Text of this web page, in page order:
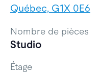
Québec, G1X 0E6
Nombre de pièces
Studio
Étage